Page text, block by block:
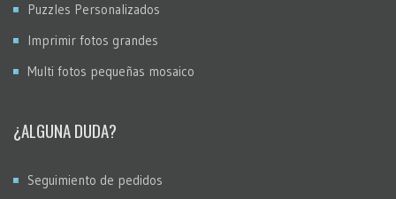
Puzzles Personalizados
Imprimir fotos grandes
Multi fotos pequeñas mosaico
¿ALGUNA DUDA?
Seguimiento de pedidos